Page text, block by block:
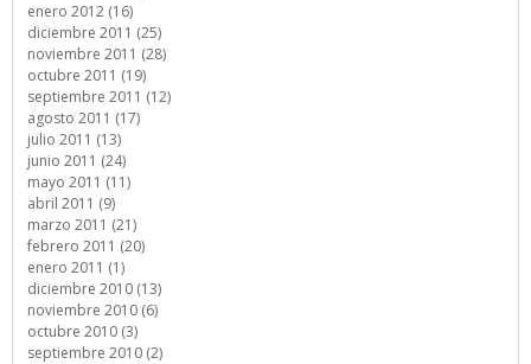
enero 2012 (16)
diciembre 2011 (25)
noviembre 2011 (28)
octubre 2011 (19)
septiembre 2011 (12)
agosto 2011 (17)
julio 2011 (13)
junio 2011 (24)
mayo 2011 (11)
abril 2011 (9)
marzo 2011 (21)
febrero 2011 (20)
enero 2011 (1)
diciembre 2010 (13)
noviembre 2010 (6)
octubre 2010 (3)
septiembre 2010 (2)